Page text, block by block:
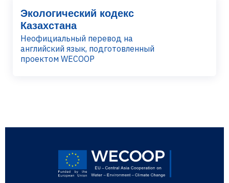
Экологический кодекс
Казахстана
Неофициальный перевод на
английский язык, подготовленный
проектом WECOOP